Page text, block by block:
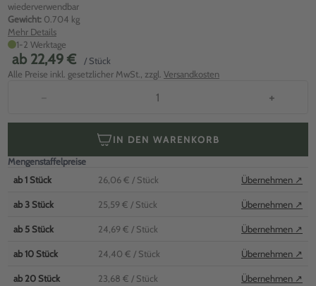
wiederverwendbar
Gewicht: 0.704 kg
Mehr Details
1-2 Werktage
ab 22,49 €
/ Stück
Alle Preise inkl. gesetzlicher MwSt., zzgl. Versandkosten
− +
IN DEN WARENKORB
Mengenstaffelpreise
ab1 Stück 26,06 € / Stück Übernehmen ↗
ab3 Stück 25,59 € / Stück Übernehmen ↗
ab 5 Stück 24,69 € / Stück Übernehmen ↗
ab10 Stück 24,40 € / Stück Übernehmen ↗
ab 20 Stück 23,68 € / Stück Übernehmen ↗